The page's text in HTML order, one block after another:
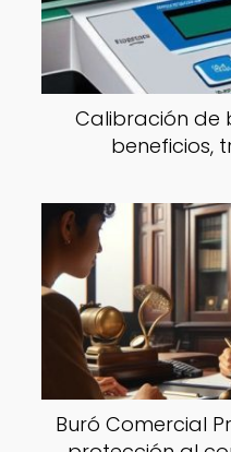
Calibración de
beneficios,
Buró Comercial